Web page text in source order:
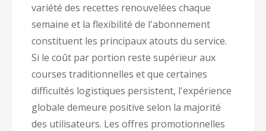
variété des recettes renouvelées chaque
semaine et la flexibilité de l'abonnement
constituent les principaux atouts du service.
Si le coût par portion reste supérieur aux
courses traditionnelles et que certaines
difficultés logistiques persistent, l'expérience
globale demeure positive selon la majorité
des utilisateurs. Les offres promotionnelles